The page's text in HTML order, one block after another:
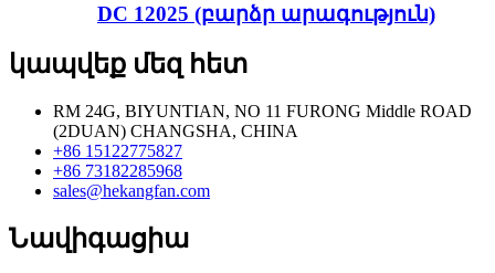
DC 12025 (բարձր արագություն)
կապվեք մեզ հետ
RM 24G, BIYUNTIAN, NO 11 FURONG Middle ROAD
(2DUAN) CHANGSHA, CHINA
+86 15122775827
+86 73182285968
sales@hekangfan.com
Նավիգացիա